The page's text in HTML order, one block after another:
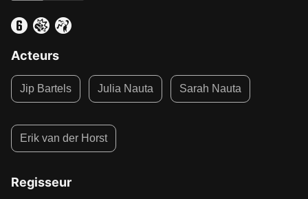
Acteurs
Jip Bartels Julia Nauta Sarah Nauta
Erik van der Horst
Regisseur